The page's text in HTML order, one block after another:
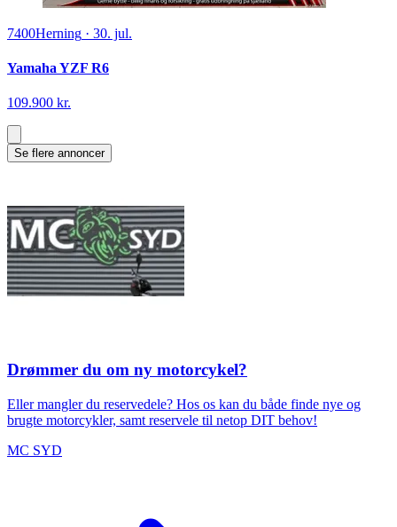
7400Herning · 30. jul.
Yamaha YZF R6
109.900 kr.
Se flere annoncer
Drømmer du om ny motorcykel?
Eller mangler du reservedele? Hos os kan du både finde nye og
brugte motorcykler, samt reservele til netop DIT behov!
MC SYD